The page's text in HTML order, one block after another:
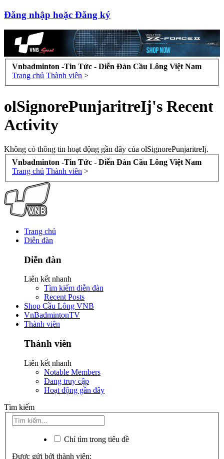
Đăng nhập hoặc Đăng ký
Vnbadminton -Tin Tức - Diễn Đàn Cầu Lông Việt Nam
Trang chủ Thành viên >
olSignorePunjaritreIj's Recent
Activity
Không có thông tin hoạt động gần đây của olSignorePunjaritreIj.
Vnbadminton -Tin Tức - Diễn Đàn Cầu Lông Việt Nam
Trang chủ Thành viên >
Trang chủ
Diễn đàn
Diễn đàn
Liên kết nhanh
Tìm kiếm diễn đàn
Recent Posts
Shop Cầu Lông VNB
VnBadmintonTV
Thành viên
Thành viên
Liên kết nhanh
Notable Members
Đang truy cập
Hoạt động gần đây
Tìm kiếm
Chỉ tìm trong tiêu đề
Được gửi bởi thành viên: